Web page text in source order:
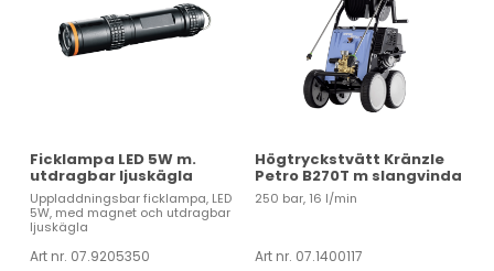
Ficklampa LED 5W m.
utdragbar ljuskägla
Uppladdningsbar ficklampa, LED
5W, med magnet och utdragbar
ljuskägla
Art nr. 07.9205350
Högtryckstvätt Kränzle
Petro B270T m slangvinda
250 bar, 16 l/min
Art nr. 07.1400117